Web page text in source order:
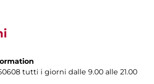
tutti i giorni dalle 9.00 alle 21.00